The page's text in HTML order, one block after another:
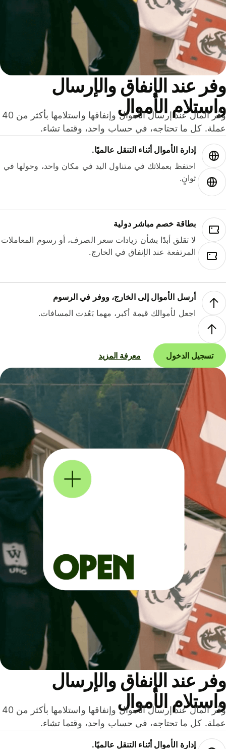
عند الإنفاق والإرسال
الأموال
وفّر المال عند إرسال الأموال وإنفاقها واستلامها بأكثر من 40
كل ما تحتاجه، في حساب واحد، وقتما تشاء.
إدارة الأموال أثناء التنقل عالميًا.
احتفظ بعملاتك في متناول اليد في مكان واحد، وحولها في
ثوانٍ.
بطاقة خصم مباشر دولية
لا تقلق أبدًا بشأن زيادات سعر الصرف، أو رسوم المعاملات
المرتفعة عند الإنفاق في الخارج.
أرسل الأموال إلى الخارج، ووفر في الرسوم
اجعل لأموالك قيمة أكبر، مهما بَعُدت المسافات.
تسجيل الدخول معرفة المزيد
عند الإنفاق والإرسال
الأموال
وفّر المال عند إرسال الأموال وإنفاقها واستلامها بأكثر من 40
كل ما تحتاجه، في حساب واحد، وقتما تشاء.
إدارة الأموال أثناء التنقل عالميًا.